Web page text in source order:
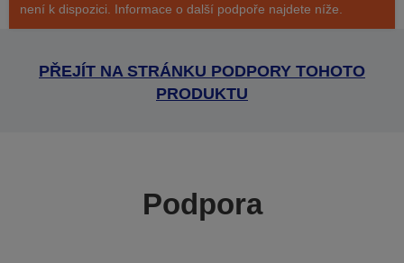
není k dispozici. Informace o další podpoře najdete níže.
PŘEJÍT NA STRÁNKU PODPORY TOHOTO
PRODUKTU
Podpora